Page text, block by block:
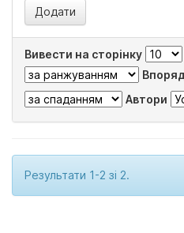
Вивести на сторінку
Автори
Результати 1-2 зі 2.